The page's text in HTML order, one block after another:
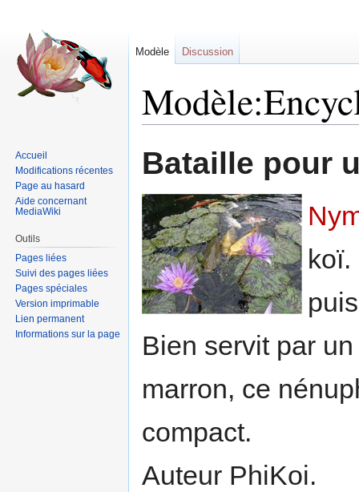
navigation
recherche
Bataille pour
Bien servit par
marron, ce
compact.
Auteur PhiKoi.
Modèle Discussion
Accueil
Modifications récentes
Page au hasard
Aide concernant
MediaWiki
Outils
Pages liées
Suivi des pages liées
Pages spéciales
Version imprimable
Lien permanent
Informations sur la page